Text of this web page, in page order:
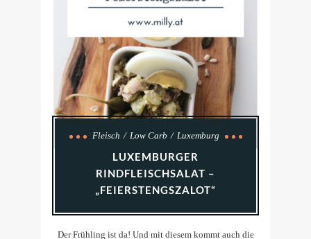
Fleisch Low Carb Luxemburg
LUXEMBURGER
RINDFLEISCHSALAT –
„FEIERSTENGSZALOT“
Der Frühling ist da! Und mit diesem kommt auch die